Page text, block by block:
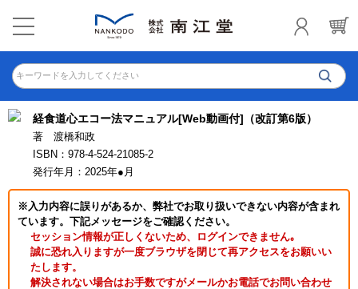
キーワードを入力してください
経食道心エコー法マニュアル[Web動画付]（改訂第6版）
著 渡橋和政
ISBN：978-4-524-21085-2
発行年月：2025年●月
※入力内容に誤りがあるか、弊社でお取り扱いできない内容が含まれ
ています。下記メッセージをご確認ください。
セッション情報が正しくないため、ログインできません｡
誠に恐れ入りますが一度ブラウザを閉じて再アクセスをお願いい
たします。
解決されない場合はお手数ですがメールかお電話でお問い合わせ